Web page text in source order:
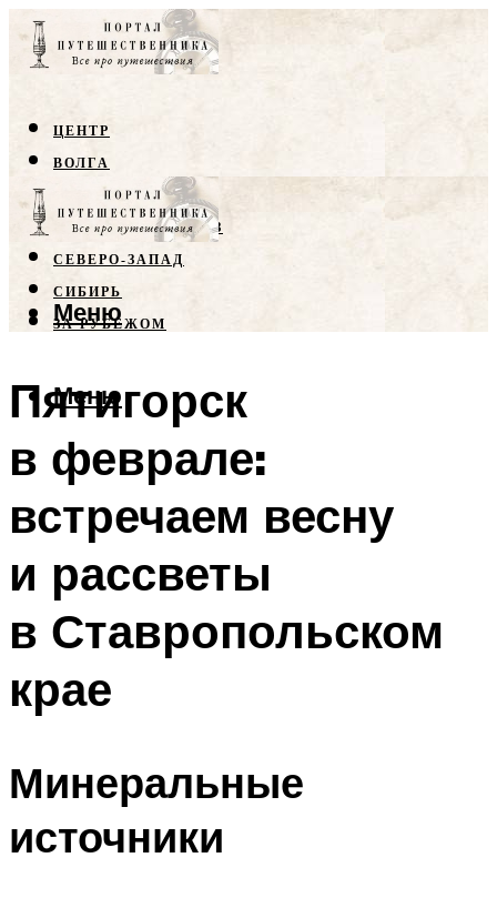
ЦЕНТР
ВОЛГА
КРЫМ
СЕВЕРНЫЙ КАВКАЗ
СЕВЕРО-ЗАПАД
СИБИРЬ
ЗА РУБЕЖОМ
Меню
Меню
Пятигорск
в феврале:
встречаем весну
и рассветы
в Ставропольском
крае
Минеральные
источники